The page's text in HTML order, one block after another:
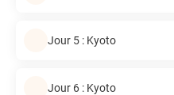
Jour 5 : Kyoto
Jour 6 : Kyoto